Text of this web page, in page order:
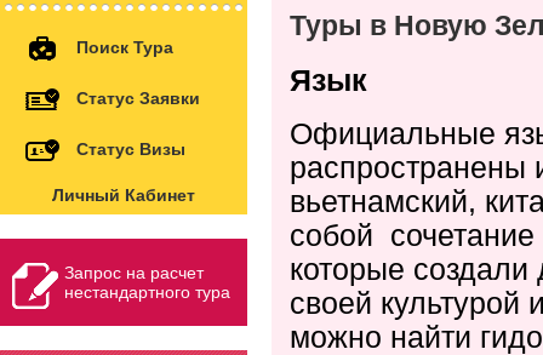
Поиск Тура
Статус Заявки
Статус Визы
Личный Кабинет
Запрос на расчет
нестандартного тура
Туры в Новую
Язык
Официальные
распространены
вьетнамский,
собой
которые
своей культурой
можно найти